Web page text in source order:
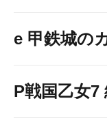
e 甲鉄城の
P戦国乙女7